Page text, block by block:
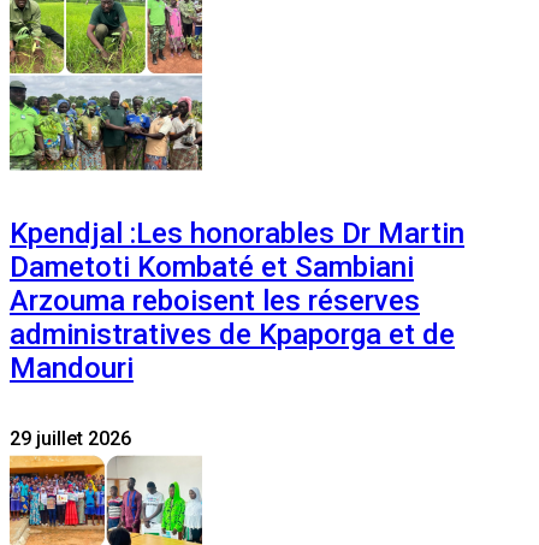
Kpendjal :Les honorables Dr Martin
Dametoti Kombaté et Sambiani
Arzouma reboisent les réserves
administratives de Kpaporga et de
Mandouri
29 juillet 2026